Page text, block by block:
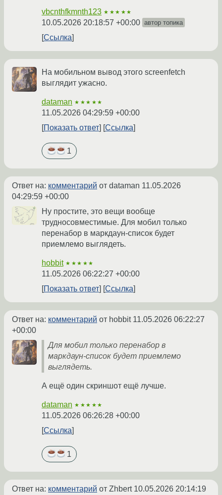
vbcnthfkmnth123 ★★★★★
10.05.2026 20:18:57 +00:00 автор топика
Ссылка
На мобильном вывод этого screenfetch
выглядит ужасно.
dataman ★★★★★
11.05.2026 04:29:59 +00:00
Показать ответ
Ссылка
1
Ответ на: комментарий от dataman 11.05.2026
04:29:59 +00:00
Ну простите, это вещи вообще
трудносовместимые. Для мобил только
перенабор в маркдаун-список будет
приемлемо выглядеть.
hobbit ★★★★★
11.05.2026 06:22:27 +00:00
Показать ответ
Ссылка
Ответ на: комментарий от hobbit 11.05.2026 06:22:27
+00:00
Для мобил только перенабор в
маркдаун-список будет приемлемо
выглядеть.
А ещё один скриншот ещё лучше.
dataman ★★★★★
11.05.2026 06:26:28 +00:00
Ссылка
1
Ответ на: комментарий от Zhbert 10.05.2026 20:14:19